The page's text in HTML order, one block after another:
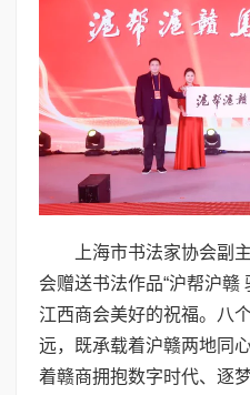
上海市书法家协会副
会赠送书法作品“沪帮沪赣
江西商会美好的祝福。八
远，既承载着沪赣两地同
着赣商拥抱数字时代、逐